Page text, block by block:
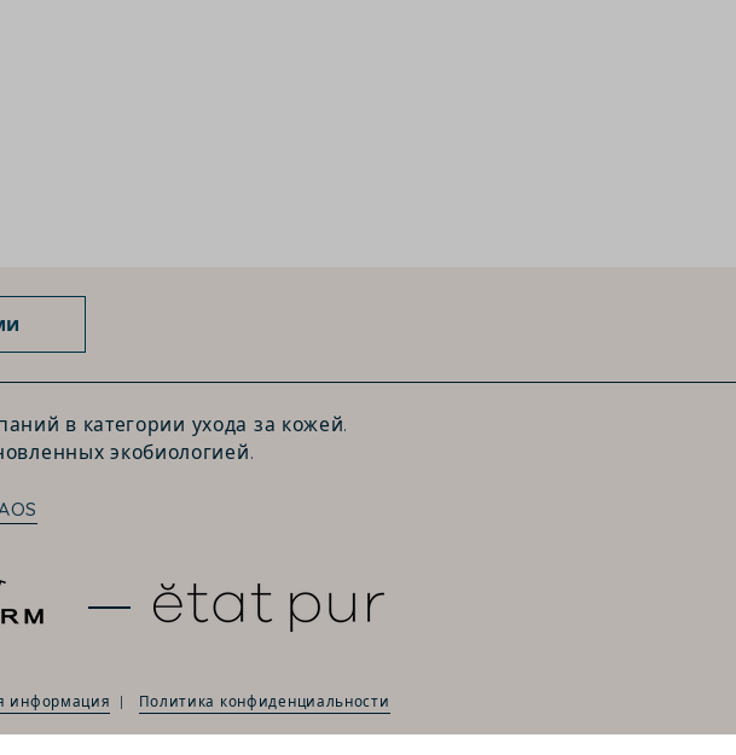
в категории ухода за кожей.
экобиологией.
информация Политика конфиденциальности